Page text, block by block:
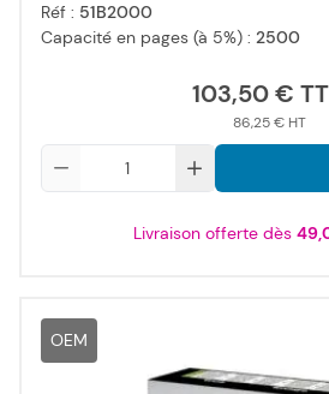
Réf : 51B2000
Capacité en pages (à 5%) : 2500
103,50 €
86,25 €
Livraison offerte dès
OEM